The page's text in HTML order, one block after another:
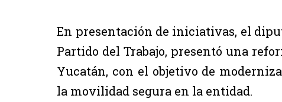
En presentación de iniciativas, el
Partido del Trabajo, presentó una
Yucatán, con el objetivo de
la movilidad segura en la entidad.